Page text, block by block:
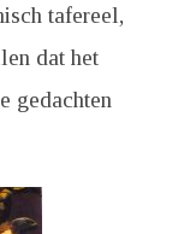
tafereel,
dat het
gedachten